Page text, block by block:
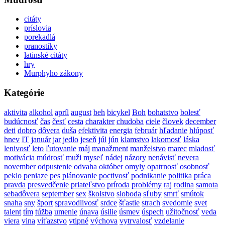
citáty
príslovia
porekadlá
pranostiky
latinské citáty
hry
Murphyho zákony
Kategórie
aktivita alkohol apríl august beh bicykel Boh bohatstvo bolesť
budúcnosť čas česť cesta charakter chudoba ciele človek december
deti dobro dôvera duša efektivita energia február hľadanie hlúposť
hnev IT január jar jedlo jeseň júl jún klamstvo lakomosť láska
lenivosť leto ľutovanie máj manažment manželstvo marec mladosť
motivácia múdrosť muži myseľ nádej názory nenávisť nevera
november odpustenie odvaha október omyly opatrnosť osobnosť
peklo peniaze pes plánovanie poctivosť podnikanie politika práca
pravda presvedčenie priateľstvo príroda problémy raj rodina samota
sebadôvera september sex školstvo sloboda sľuby smrť smútok
snaha sny šport spravodlivosť srdce šťastie strach svedomie svet
talent tím túžba umenie únava úsilie úsmev úspech užitočnosť veda
viera vina víťazstvo vtipné výchova vytrvalosť vzdelanie